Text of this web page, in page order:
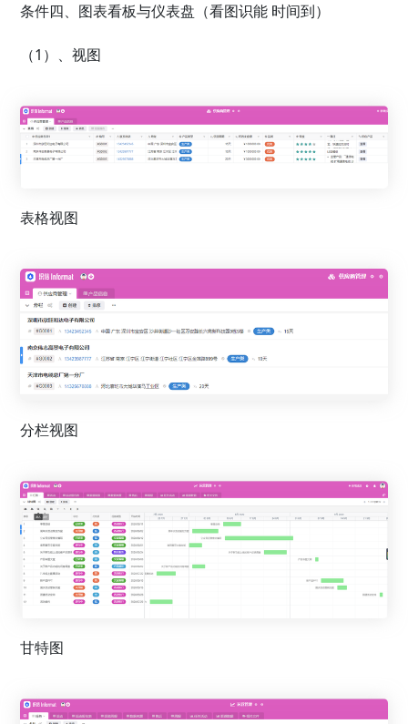
条件四、图表看板与仪表盘（看图识能 时间到）
（1）、视图
表格视图
分栏视图
甘特图